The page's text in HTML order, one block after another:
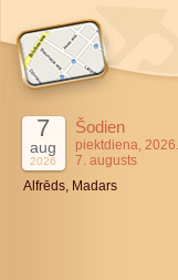
7
aug
2026
Šodien
piektdiena,
7. augusts
Alfrēds, Madars